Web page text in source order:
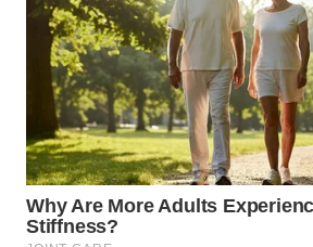
WN
PURWAKARTA
WN
PRIANGAN
TIMUR
WN
SEMARANG